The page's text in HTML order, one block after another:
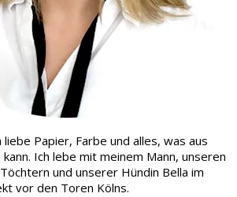
liebe Papier, Farbe und alles, was aus
Ich lebe mit meinem Mann, unseren
und unserer Hündin Bella im
vor den Toren Kölns.